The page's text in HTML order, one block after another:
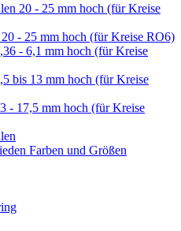
20 - 25 mm hoch (für Kreise
- 25 mm hoch (für Kreise RO6)
- 6,1 mm hoch (für Kreise
bis 13 mm hoch (für Kreise
- 17,5 mm hoch (für Kreise
Farben und Größen